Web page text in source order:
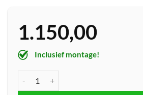
1.150,00
Inclusief montage!